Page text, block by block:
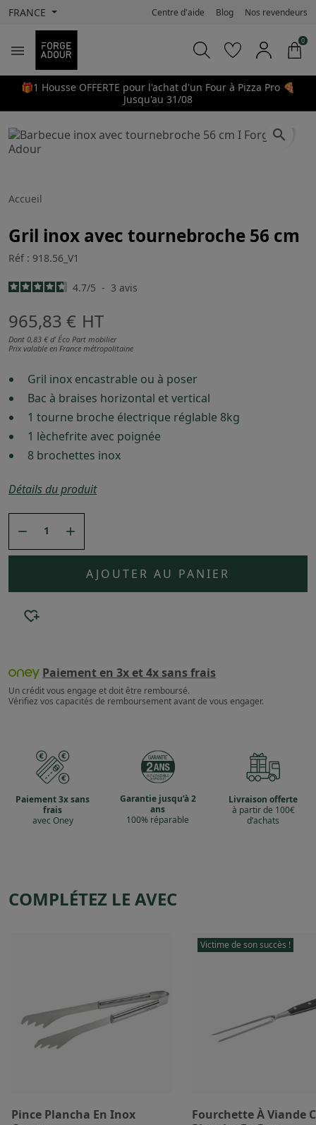
FRANCE Centre d'aide Blog Nos revendeurs

0
🎁1 Housse OFFERTE pour l'achat d'un Four à Pizza Pro 🍕
Jusqu'au 31/08
search
Accueil
Gril inox avec tournebroche 56 cm
Réf : 918.56_V1
4.7/5 - 3 avis
965,83 € HT
Dont 0,83 € d’ Éco Part mobilier
Prix valable en France métropolitaine
Gril inox encastrable ou à poser
Bac à braises horizontal et vertical
1 tourne broche électrique réglable 8kg
1 lèchefrite avec poignée
8 brochettes inox
Détails du produit
 
AJOUTER AU PANIER
Paiement en 3x et 4x sans frais
Un crédit vous engage et doit être remboursé.
Vérifiez vos capacités de remboursement avant de vous engager.
Paiement 3x sans
frais
avec Oney
Garantie jusqu’à 2
ans
100% réparable
Livraison offerte
à partir de 100€
d’achats
COMPLÉTEZ LE AVEC
Pince Plancha En Inox
Victime de son succès !
Fourchette À Viande